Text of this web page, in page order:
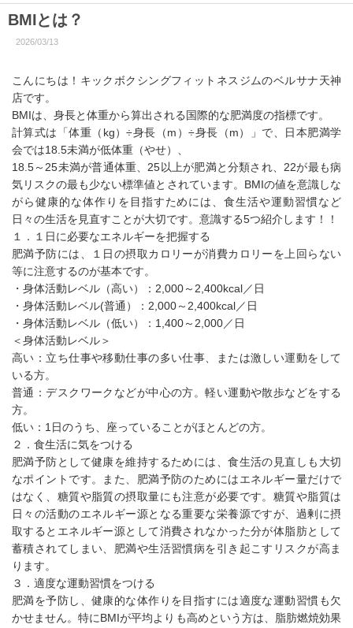
BMIとは？
2026/03/13
こんにちは！キックボクシングフィットネスジムのベルサナ天神
店です。
BMIは、身長と体重から算出される国際的な肥満度の指標です。
計算式は「体重（kg）÷身長（m）÷身長（m）」で、日本肥満学
会では18.5未満が低体重（やせ）、
18.5～25未満が普通体重、25以上が肥満と分類され、22が最も病
気リスクの最も少ない標準値とされています。BMIの値を意識しな
がら健康的な体作りを目指すためには、食生活や運動習慣など
日々の生活を見直すことが大切です。意識する5つ紹介します！！
１．１日に必要なエネルギーを把握する
肥満予防には、１日の摂取カロリーが消費カロリーを上回らない
等に注意するのが基本です。
・身体活動レベル（高い）：2,000～2,400kcal／日
・身体活動レベル(普通）：2,000～2,400kcal／日
・身体活動レベル（低い）：1,400～2,000／日
＜身体活動レベル＞
高い：立ち仕事や移動仕事の多い仕事、または激しい運動をして
いる方。
普通：デスクワークなどが中心の方。軽い運動や散歩などをする
方。
低い：1日のうち、座っていることがほとんどの方。
２．食生活に気をつける
肥満予防として健康を維持するためには、食生活の見直しも大切
なポイントです。また、肥満予防のためにはエネルギー量だけで
はなく、糖質や脂質の摂取量にも注意が必要です。糖質や脂質は
日々の活動のエネルギー源となる重要な栄養源ですが、過剰に摂
取するとエネルギー源として消費されなかった分が体脂肪として
蓄積されてしまい、肥満や生活習慣病を引き起こすリスクが高ま
ります。
３．適度な運動習慣をつける
肥満を予防し、健康的な体作りを目指すには適度な運動習慣も欠
かせません。特にBMIが平均よりも高めという方は、脂肪燃焼効果